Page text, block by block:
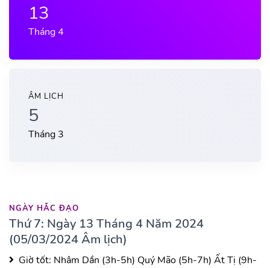
13
Tháng 4
ÂM LỊCH
5
Tháng 3
NGÀY HẮC ĐẠO
Thứ 7: Ngày 13 Tháng 4 Năm 2024
(05/03/2024 Âm lịch)
Giờ tốt: Nhâm Dần (3h-5h) Quý Mão (5h-7h) Ất Tị (9h-